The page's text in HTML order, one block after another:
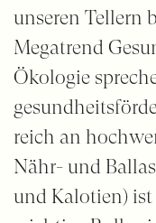
unseren Tellern
Megatrend
Ökologie
reich an
Nähr- und
und Kalotien) ist